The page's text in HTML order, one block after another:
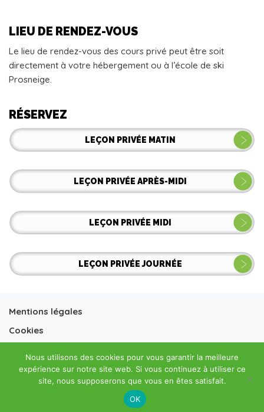
LIEU DE RENDEZ-VOUS
Le lieu de rendez-vous des cours privé peut être soit
directement à votre hébergement ou à l’école de ski
Prosneige.
RÉSERVEZ
LEÇON PRIVÉE MATIN
LEÇON PRIVÉE APRÈS-MIDI
LEÇON PRIVÉE MIDI
LEÇON PRIVÉE JOURNÉE
Mentions légales
Cookies
Conditions générales location
©Prosneige 2020
Nous utilisons des cookies pour vous garantir la meilleure
expérience sur notre site web. Si vous continuez à utiliser ce
site, nous supposerons que vous en êtes satisfait.
OK